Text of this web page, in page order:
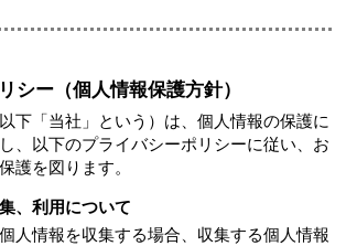
シー（個人情報保護方針）
下「当社」という）は、個人情報の保護に
、以下のプライバシーポリシーに従い、お
護を図ります。
、利用について
人情報を収集する場合、収集する個人情報